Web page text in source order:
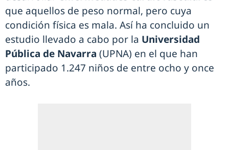
que aquellos de peso normal, pero cuya
condición física es mala. Así ha concluido un
estudio llevado a cabo por la Universidad
Pública de Navarra (UPNA) en el que han
participado 1.247 niños de entre ocho y once
años.